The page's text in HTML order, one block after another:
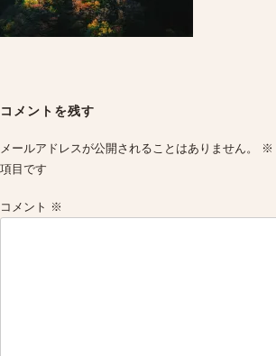
navigation
コメントを残す
メールアドレスが公開されることはありません。 ※
項目です
コメント ※